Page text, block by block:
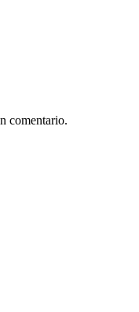
comentario.